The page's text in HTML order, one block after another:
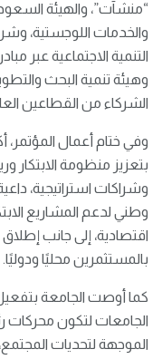
“منشآت”، والهيئة
والخدمات اللوجستية،
وهيئة تنمية البحث
الشركاء من القطاعين
وفي ختام أعمال المؤتمر،
بتعزيز منظومة الابتكار
وشراكات استراتيجية،
وطني لدعم المشاريع
اقتصادية، إلى جانب
بالمستثمرين محليًا ودوليًا.
كما أوصت الجامعة بتفعيل
الجامعات لتكون محركات
الموجهة لتحديات